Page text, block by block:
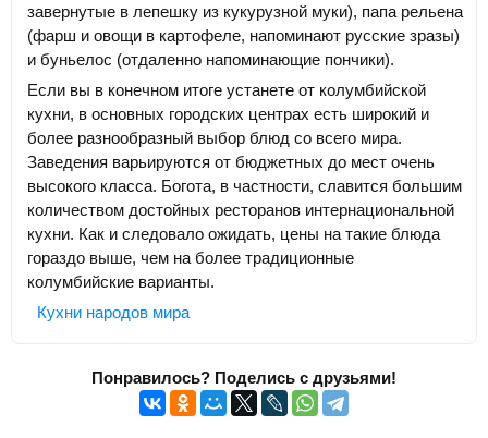
завернутые в лепешку из кукурузной муки), папа рельена
(фарш и овощи в картофеле, напоминают русские зразы)
и буньелос (отдаленно напоминающие пончики).
Если вы в конечном итоге устанете от колумбийской
кухни, в основных городских центрах есть широкий и
более разнообразный выбор блюд со всего мира.
Заведения варьируются от бюджетных до мест очень
высокого класса. Богота, в частности, славится большим
количеством достойных ресторанов интернациональной
кухни. Как и следовало ожидать, цены на такие блюда
гораздо выше, чем на более традиционные
колумбийские варианты.
Кухни народов мира
Понравилось? Поделись с друзьями!